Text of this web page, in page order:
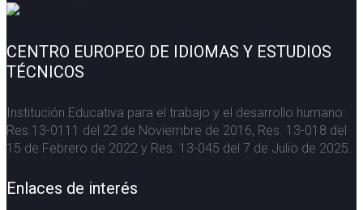
CENTRO EUROPEO DE IDIOMAS Y ESTUDIOS
TÉCNICOS
Institución Educativa para el trabajo y el desarrollo humano:
Res.13-0111 del 22 de Noviembre de 2016, Res. 13-018 del
15 de Febrero de 2022 y Res. 13-045 del 7 de Julio de 2025.
Enlaces de interés